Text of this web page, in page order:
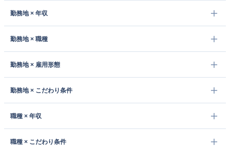
勤務地 × 年収
勤務地 × 職種
勤務地 × 雇用形態
勤務地 × こだわり条件
職種 × 年収
職種 × こだわり条件